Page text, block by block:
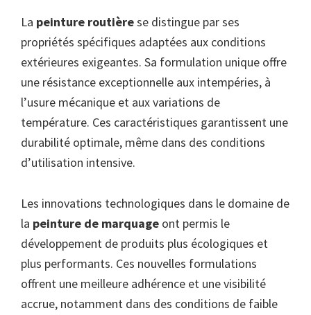
La peinture routièrese distingue par ses
propriétés spécifiques adaptées aux conditions
extérieures exigeantes. Sa formulation unique offre
une résistance exceptionnelle aux intempéries, à
l’usure mécanique et aux variations de
température. Ces caractéristiques garantissent une
durabilité optimale, même dans des conditions
d’utilisation intensive.
Les innovations technologiques dans le domaine de
la peinture de marquage ont permis le
développement de produits plus écologiques et
plus performants. Ces nouvelles formulations
offrent une meilleure adhérence et une visibilité
accrue, notamment dans des conditions de faible